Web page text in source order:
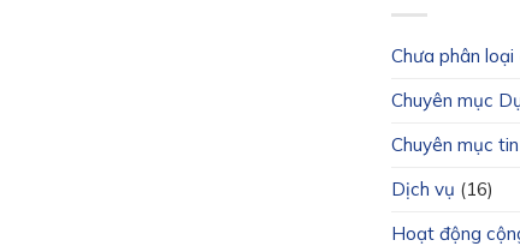
Chưa phân loại
Chuyên mục
Chuyên mục
Dịch vụ (16)
Hoạt động